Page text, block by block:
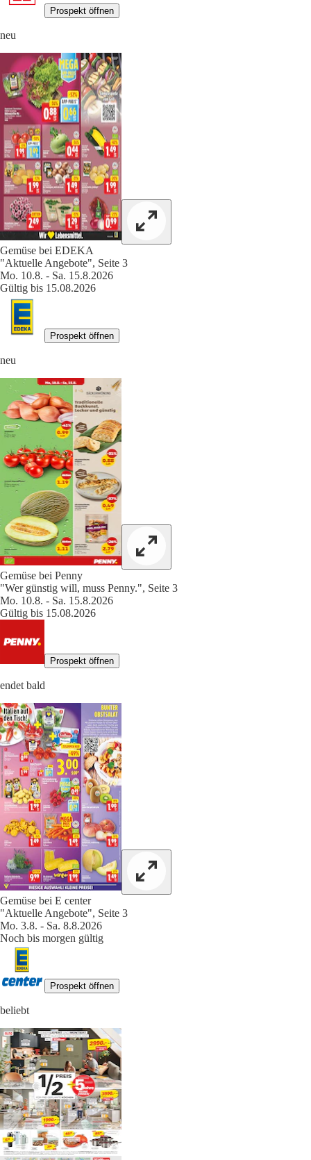
Prospekt öffnen
neu
Gemüse bei EDEKA
"Aktuelle Angebote", Seite 3
Mo. 10.8. - Sa. 15.8.2026
Gültig bis 15.08.2026
Prospekt öffnen
neu
Gemüse bei Penny
"Wer günstig will, muss Penny.", Seite 3
Mo. 10.8. - Sa. 15.8.2026
Gültig bis 15.08.2026
Prospekt öffnen
endet bald
Gemüse bei E center
"Aktuelle Angebote", Seite 3
Mo. 3.8. - Sa. 8.8.2026
Noch bis morgen gültig
Prospekt öffnen
beliebt